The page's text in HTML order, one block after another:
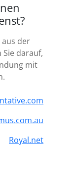
der
darauf,
mit
Royal.net